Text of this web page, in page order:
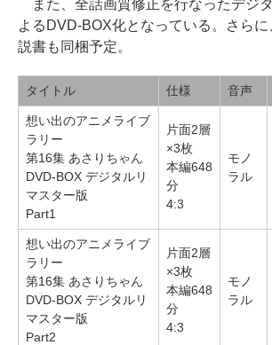
また、全話画質修正を行なったデジ
よるDVD-BOX化となっている。さら
説書も同梱予定。
タイトル 仕様 音声
想い出のアニメライブ
ラリー
第16集 あさりちゃん
DVD-BOX デジタルリ
マスター版
Part1
片面2層
×3枚
本編648
分
4:3
モノ
ラル
想い出のアニメライブ
ラリー
第16集 あさりちゃん
DVD-BOX デジタルリ
マスター版
Part2
片面2層
×3枚
本編648
分
4:3
モノ
ラル